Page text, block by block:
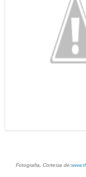
Fotografia, Cortesia de: